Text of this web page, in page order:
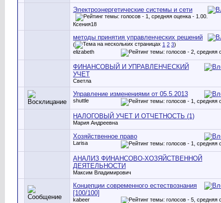
Электроэнергетические системы и сети
Ксения18
методы принятия управленческих решений
( 1 2 3)
elizabeth
ФИНАНСОВЫЙ И УПРАВЛЕНЧЕСКИЙ
УЧЕТ
Светла
Управление изменениями от 05.5.2013
shuttle
НАЛОГОВЫЙ УЧЕТ И ОТЧЕТНОСТЬ (1)
Мария Андреевна
Хозяйственное право
Larisa
АНАЛИЗ ФИНАНСОВО-ХОЗЯЙСТВЕННОЙ
ДЕЯТЕЛЬНОСТИ
Максим Владимирович
Концепции современного естествознания
[100/100]
kabeer